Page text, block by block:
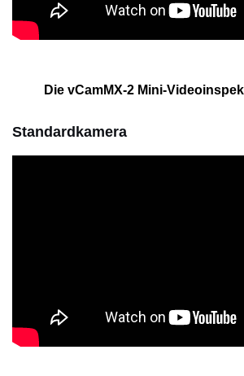
Die vCamMX-2 Mini-
Standardkamera